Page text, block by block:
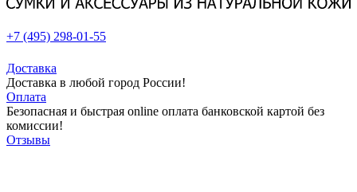
+7 (495) 298-01-55
Доставка
Доставка в любой город России!
Оплата
Безопасная и быстрая online оплата банковской картой без
комиссии!
Отзывы